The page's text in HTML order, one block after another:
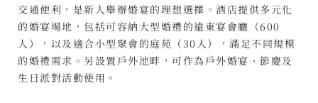
交通便利，是新人舉辦婚宴的理想選擇。酒店提供多元化
的婚宴場地，包括可容納大型婚禮的遠東宴會廳（600
人），以及適合小型聚會的庭苑（30人），滿足不同規模
的婚禮需求。另設置戶外池畔，可作為戶外婚宴、節慶及
生日派對活動使用。